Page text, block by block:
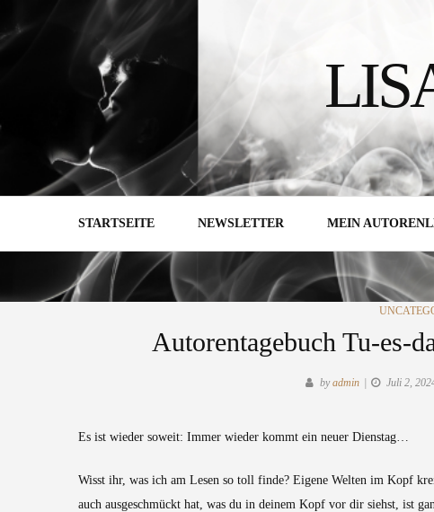
to
STARTSEITE NEWSLETTER MEIN
Autorentagebuch Tu-es-
byadmin Juli 2,
Es ist wieder soweit: Immer wieder kommt ein neuer Dienstag…
Wisst ihr, was ich am Lesen so toll finde? Eigene Welten im Kopf
auch ausgeschmückt hat, was du in deinem Kopf vor dir siehst, ist